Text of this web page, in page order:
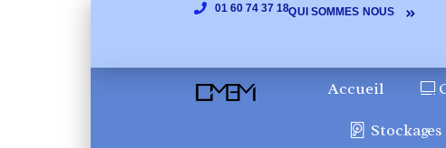
01 60 74 37 18QUI SOMMES NOUS
Accueil
Stockages